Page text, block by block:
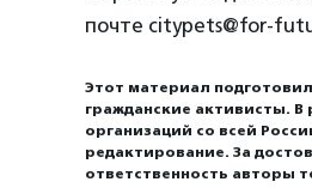
почте citypets@for-
Этот материал
гражданские активисты.
организаций со всей
редактирование. За
ответственность авторы